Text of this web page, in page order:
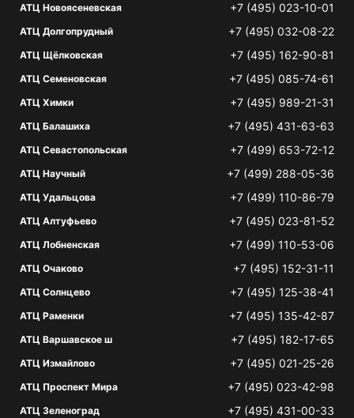
АТЦ Новоясеневская +7 (495) 023-10-01
АТЦ Долгопрудный +7 (495) 032-08-22
АТЦ Щёлковская +7 (495) 162-90-81
АТЦ Семеновская +7 (495) 085-74-61
АТЦ Химки +7 (495) 989-21-31
АТЦ Балашиха +7 (495) 431-63-63
АТЦ Севастопольская +7 (499) 653-72-12
АТЦ Научный +7 (499) 288-05-36
АТЦ Удальцова +7 (499) 110-86-79
АТЦ Алтуфьево +7 (495) 023-81-52
АТЦ Лобненская +7 (499) 110-53-06
АТЦ Очаково +7 (495) 152-31-11
АТЦ Солнцево +7 (495) 125-38-41
АТЦ Раменки +7 (495) 135-42-87
АТЦ Варшавское ш +7 (495) 182-17-65
АТЦ Измайлово +7 (495) 021-25-26
АТЦ Проспект Мира +7 (495) 023-42-98
АТЦ Зеленоград +7 (495) 431-00-33